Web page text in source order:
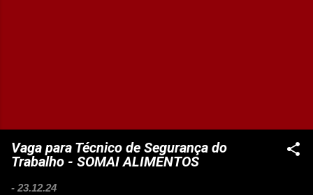
Vaga para Técnico de Segurança do
Trabalho - SOMAI ALIMENTOS
- 23.12.24